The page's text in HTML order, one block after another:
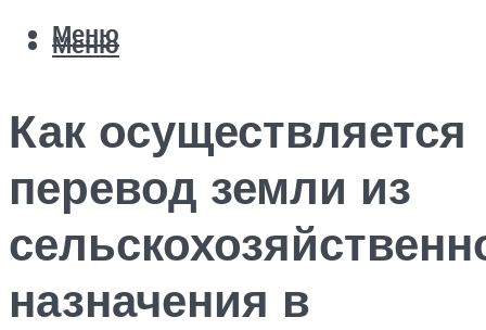
Меню
Меню
Как осуществляется
перевод земли из
назначения в